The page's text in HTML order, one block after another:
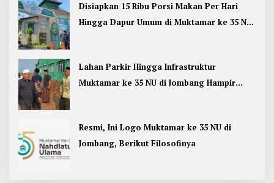
Disiapkan 15 Ribu Porsi Makan Per Hari
Hingga Dapur Umum di Muktamar ke 35 NU
Lahan Parkir Hingga Infrastruktur
Muktamar ke 35 NU di Jombang Hampir
Resmi, Ini Logo Muktamar ke 35 NU di
Jombang, Berikut Filosofinya